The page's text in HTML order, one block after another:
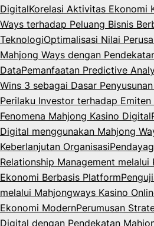
DigitalKorelasi Aktivitas Ekonomi
Ways terhadap Peluang Bisnis
TeknologiOptimalisasi Nilai
Mahjong Ways dengan
DataPemanfaatan Predictive
Wins 3 sebagai Dasar
Perilaku Investor terhadap
Fenomena Mahjong Kasino Digital
Digital menggunakan Mahjong
Keberlanjutan Organisasi
Relationship Management
Ekonomi Berbasis Platform
melalui Mahjongways Kasino
Ekonomi ModernPerumusan
Digital dengan Pendekatan